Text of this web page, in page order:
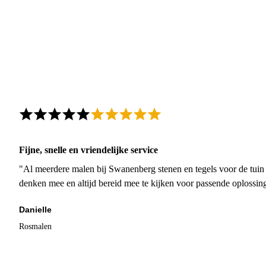
Fijne, snelle en vriendelijke service
"Al meerdere malen bij Swanenberg stenen en tegels voor de
denken mee en altijd bereid mee te kijken voor passende
Danielle
Rosmalen